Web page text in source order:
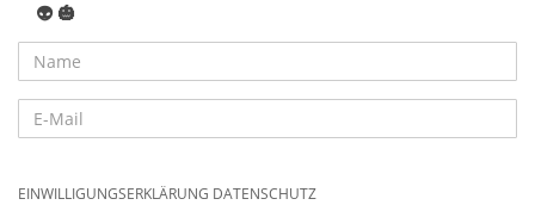
👽 🎃
EINWILLIGUNGSERKLÄRUNG DATENSCHUTZ